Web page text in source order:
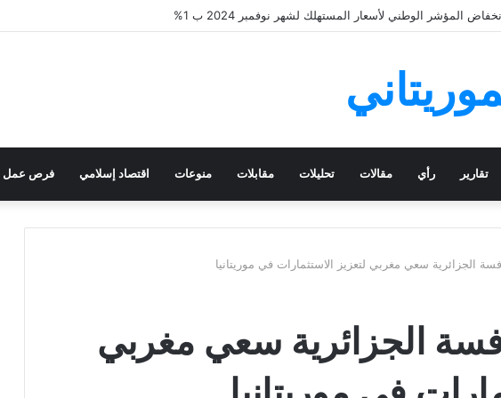
المؤشر الوطني لأسعار المستهلك لشهر نوفمبر 2024 ب 1%
تقارير رأي مقالات تحليلات مقابلات منوعات اقتصاد إسلامي فرص عمل
الجزائرية سعي مغربي لتعزيز الاستثمارات في موريتانيا
الجزائرية سعي مغربي